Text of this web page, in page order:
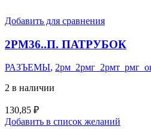
Добавить для сравнения
2РМ36..П. ПАТРУБОК
РАЗЪЕМЫ,
2 в наличии
130,85 ₽
Добавить в список желаний